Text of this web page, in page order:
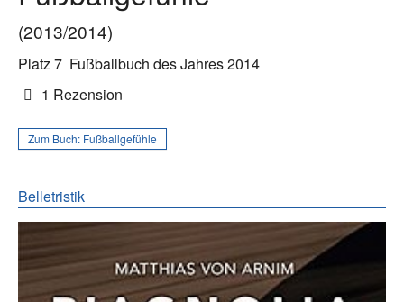
(2013/2014)
Platz 7 Fußballbuch des Jahres 2014
1 Rezension
Zum Buch: Fußballgefühle
Belletristik